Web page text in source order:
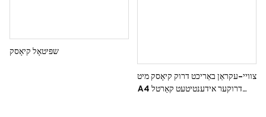
שפּיטאָל קיאָסק
צוויי-עקראַן באַריכט דרוק קיאָסק מיט
A4 דרוקער אידענטיטעט קאַרטל